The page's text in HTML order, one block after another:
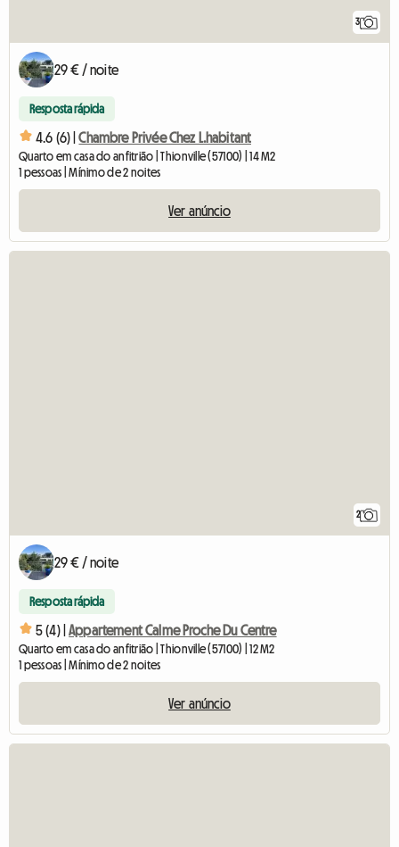
3
29 € / noite
Resposta rápida
4.6 (6) | Chambre Privée Chez L.habitant
Quarto em casa do anfitrião | Thionville (57100) | 14 M2
1 pessoas | Mínimo de 2 noites
Ver anúncio
2
29 € / noite
Resposta rápida
5 (4) | Appartement Calme Proche Du Centre
Quarto em casa do anfitrião | Thionville (57100) | 12 M2
1 pessoas | Mínimo de 2 noites
Ver anúncio